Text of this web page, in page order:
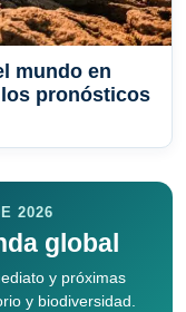
mundo en
pronósticos
2026
global
y próximas
y biodiversidad.